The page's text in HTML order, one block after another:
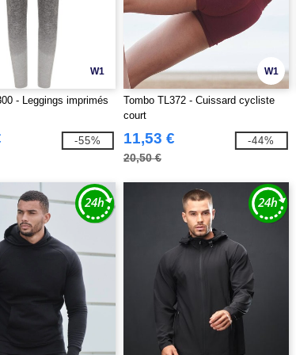
W1
- Leggings imprimés
-55%
W1
Tombo TL372 - Cuissard cycliste
court
11,53 €
20,50 €
-44%